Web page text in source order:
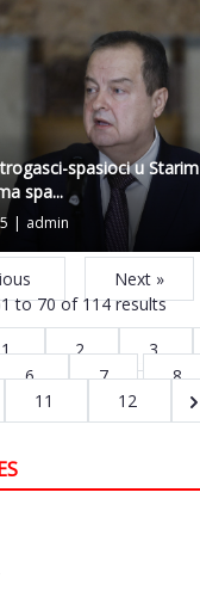
spasioci u Starim
spa...
| admin
Next »
to70of 114results
1
2 3
6 7 8
11 12